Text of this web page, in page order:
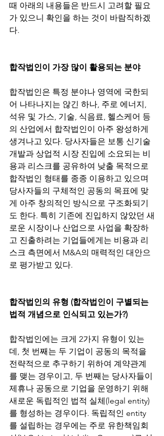
때 아래의 내용들은 반드시 고려할 필요
가 있으니 확인을 하는 것이 바람직하겠
다.
합작법인이 가장 많이 활용되는 분야
합작법인은 특정 분야나 영역에 국한되
어 나타나지는 않긴 하나, 주로 에너지,
석유 및 가스, 기술, 식음료, 헬스케어 등
의 산업에서 합작법인이 아주 왕성하게
생겨나고 있다. 당사자들은 보통 신기술
개발과 상업적 시장 진입에 소요되는 비
용과 리스크를 공유하여 낮출 목적으로
합작법인 형태를 종종 이용하고 있으며
당사자들의 구체적인 공동의 목표에 맞
게 아주 창의적인 방식으로 구조화되기
도 한다. 특히 기존에 진입하지 않았던 새
로운 시장이나 산업으로 사업을 확장하
고 진출하려는 기업들에게는 비용과 리
스크 측면에서 M&A의 매력적인 대안으
로 평가받고 있다.
합작법인의 유형 (합작법인이 구별되는
법적 개념으로 인식되고 있는가?)
합작법인에는 크게 2가지 유형이 있는
데, 첫 번째는 두 기업이 공동의 목적을
전략적으로 추구하기 위하여 계약관계
를 맺는 경우이고, 두 번째는 당사자들이
제휴나 공동으로 기업을 운영하기 위해
새로운 독립적인 법적 실체(legal entity)
를 형성하는 경우이다. 독립적인 entity
를 설립하는 경우에는 주로 유한책임회